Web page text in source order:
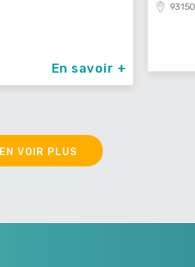
En savoir +
EN VOIR PLUS